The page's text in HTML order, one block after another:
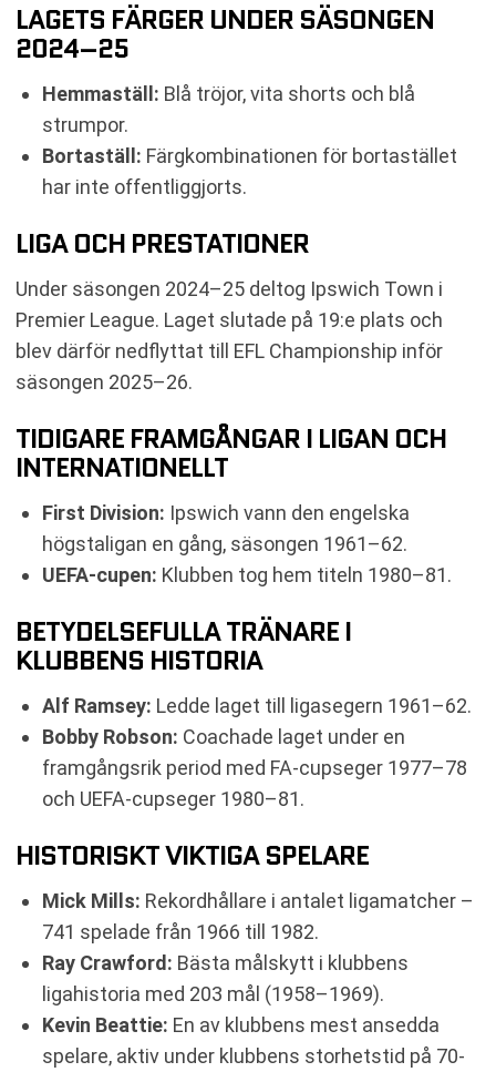
LAGETS FÄRGER UNDER SÄSONGEN
2024–25
Hemmaställ: Blå tröjor, vita shorts och blå
strumpor.
Bortaställ: Färgkombinationen för bortastället
har inte offentliggjorts.
LIGA OCH PRESTATIONER
Under säsongen 2024–25 deltog Ipswich Town i
Premier League. Laget slutade på 19:e plats och
blev därför nedflyttat till EFL Championship inför
säsongen 2025–26.
TIDIGARE FRAMGÅNGAR I LIGAN OCH
INTERNATIONELLT
First Division: Ipswich vann den engelska
högstaligan en gång, säsongen 1961–62.
UEFA-cupen: Klubben tog hem titeln 1980–81.
BETYDELSEFULLA TRÄNARE I
KLUBBENS HISTORIA
Alf Ramsey: Ledde laget till ligasegern 1961–62.
Bobby Robson: Coachade laget under en
framgångsrik period med FA-cupseger 1977–78
och UEFA-cupseger 1980–81.
HISTORISKT VIKTIGA SPELARE
Mick Mills: Rekordhållare i antalet ligamatcher –
741 spelade från 1966 till 1982.
Ray Crawford: Bästa målskytt i klubbens
ligahistoria med 203 mål (1958–1969).
Kevin Beattie: En av klubbens mest ansedda
spelare, aktiv under klubbens storhetstid på 70-